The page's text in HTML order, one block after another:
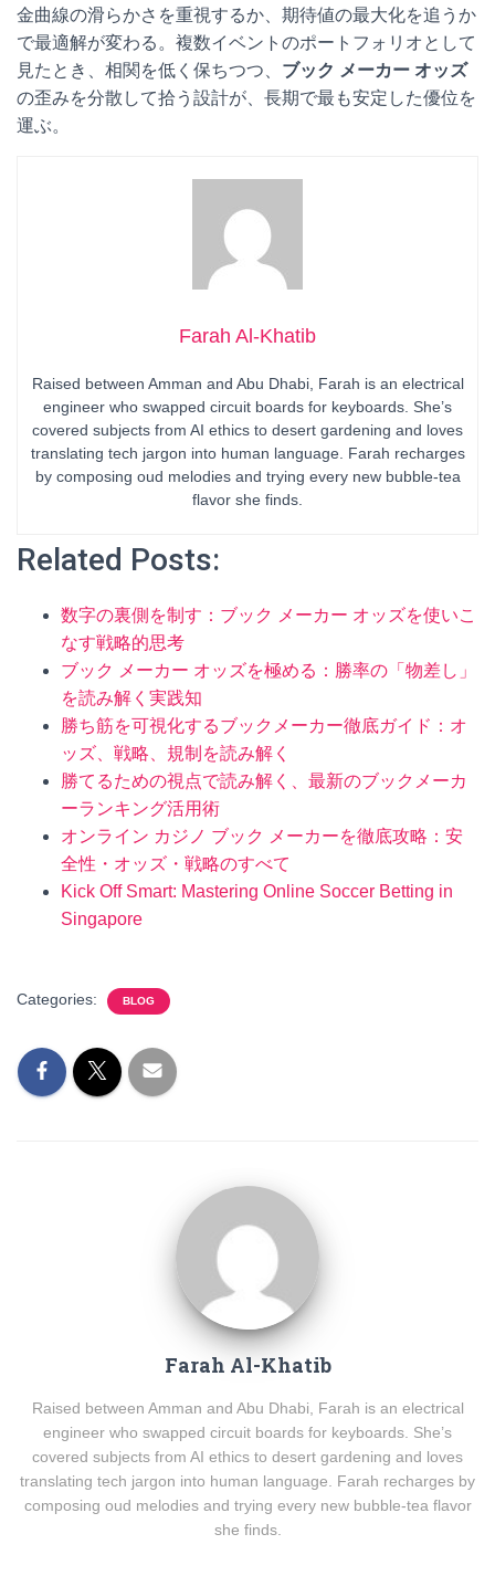
金曲線の滑らかさを重視するか、期待値の最大化を追うか
で最適解が変わる。複数イベントのポートフォリオとして
見たとき、相関を低く保ちつつ、 ブック メーカー オッズ
の歪みを分散して拾う設計が、長期で最も安定した優位を
運ぶ。
Farah Al-Khatib
Raised between Amman and Abu Dhabi, Farah is an electrical
engineer who swapped circuit boards for keyboards. She’s
covered subjects from AI ethics to desert gardening and loves
translating tech jargon into human language. Farah recharges
by composing oud melodies and trying every new bubble-tea
flavor she finds.
Related Posts:
数字の裏側を制す：ブック メーカー オッズを使いこ
なす戦略的思考
ブック メーカー オッズを極める：勝率の「物差し」
を読み解く実践知
勝ち筋を可視化するブックメーカー徹底ガイド：オ
ッズ、戦略、規制を読み解く
勝てるための視点で読み解く、最新のブックメーカ
ーランキング活用術
オンライン カジノ ブック メーカーを徹底攻略：安
全性・オッズ・戦略のすべて
Kick Off Smart: Mastering Online Soccer Betting in
Singapore
Categories: BLOG
Farah Al-Khatib
Raised between Amman and Abu Dhabi, Farah is an electrical
engineer who swapped circuit boards for keyboards. She’s
covered subjects from AI ethics to desert gardening and loves
translating tech jargon into human language. Farah recharges by
composing oud melodies and trying every new bubble-tea flavor
she finds.